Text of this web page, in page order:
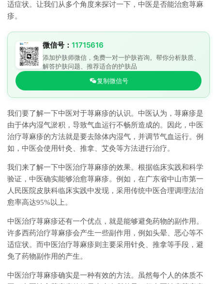
适症状。让我们从多个角度来探讨一下，中医是否能治愈荨麻
疹。
微信号： 11715616
添加护肤师微信，免费一对一护肤咨询。帮你分析肤质、
解答护肤问题、推荐适合的护肤品
复制微信号
我们要了解一下中医对于荨麻疹的认识。中医认为，荨麻疹是
由于体内湿气淤积，导致气血运行不畅所造成的。因此，中医
治疗荨麻疹的方法就是要去除体内湿气，并调节气血运行。例
如，中医会使用针灸、推拿、艾灸等方法进行治疗。
我们来了解一下中医治疗荨麻疹的效果。根据临床实践和科学
验证，中医确实能够治愈荨麻疹。例如，在广东省中山市第一
人民医院皮肤科临床实践中发现，采用传统中医合理调理法治
愈率高达95%以上。
中医治疗荨麻疹还有一个优点，就是能够避免药物的副作用。
许多西药治疗荨麻疹会产生一些副作用，例如头晕、恶心等不
适症状。而中医治疗荨麻疹则主要采用针灸、推拿等手段，避
免了药物副作用的产生。
中医治疗荨麻疹确实是一种有效的方法。虽然每个人的体质不